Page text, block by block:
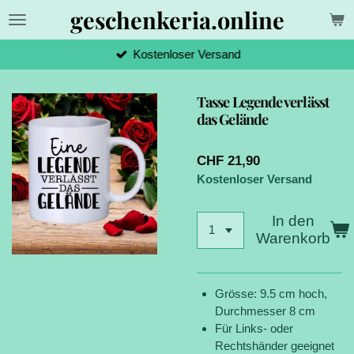
Zum
Hauptinhaltgeschenkeria.online
Kostenloser Versand
Tasse Legende verlässt
das Gelände
CHF 21,90
Kostenloser Versand
In den
Warenkorb
Grösse: 9.5 cm hoch,
Durchmesser 8 cm
Für Links- oder
Rechtshänder geeignet